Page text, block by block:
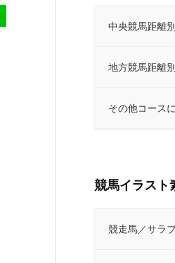
中央競馬距離
地方競馬距離
その他コース
競馬イラスト
競走馬／サラ